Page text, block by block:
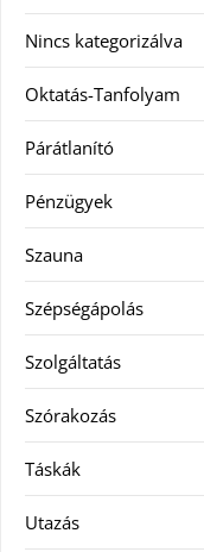
Nincs kategorizálva
Oktatás-Tanfolyam
Párátlanító
Pénzügyek
Szauna
Szépségápolás
Szolgáltatás
Szórakozás
Táskák
Utazás